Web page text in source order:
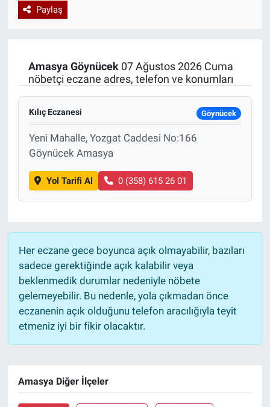
Paylaş
Amasya Göynücek07 Ağustos 2026 Cuma
nöbetçi eczane adres, telefon ve konumları
Kılıç Eczanesi Göynücek
Yeni Mahalle, Yozgat Caddesi No:166
Göynücek Amasya
Yol Tarifi Al 0 (358) 615 26 01
Her eczane gece boyunca açık olmayabilir, bazıları
sadece gerektiğinde açık kalabilir veya
beklenmedik durumlar nedeniyle nöbete
gelemeyebilir. Bu nedenle, yola çıkmadan önce
eczanenin açık olduğunu telefon aracılığıyla teyit
etmeniz iyi bir fikir olacaktır.
Amasya Diğer İlçeler
Özel Haberler
Dünya
Özel Haberler
Kadın
Erişim Bilgileri
Sağlık
Haber Arşivi